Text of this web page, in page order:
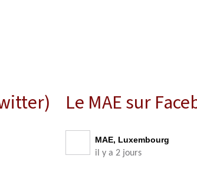
Le MAE sur
MAE, Luxembourg
il y a 2 jours